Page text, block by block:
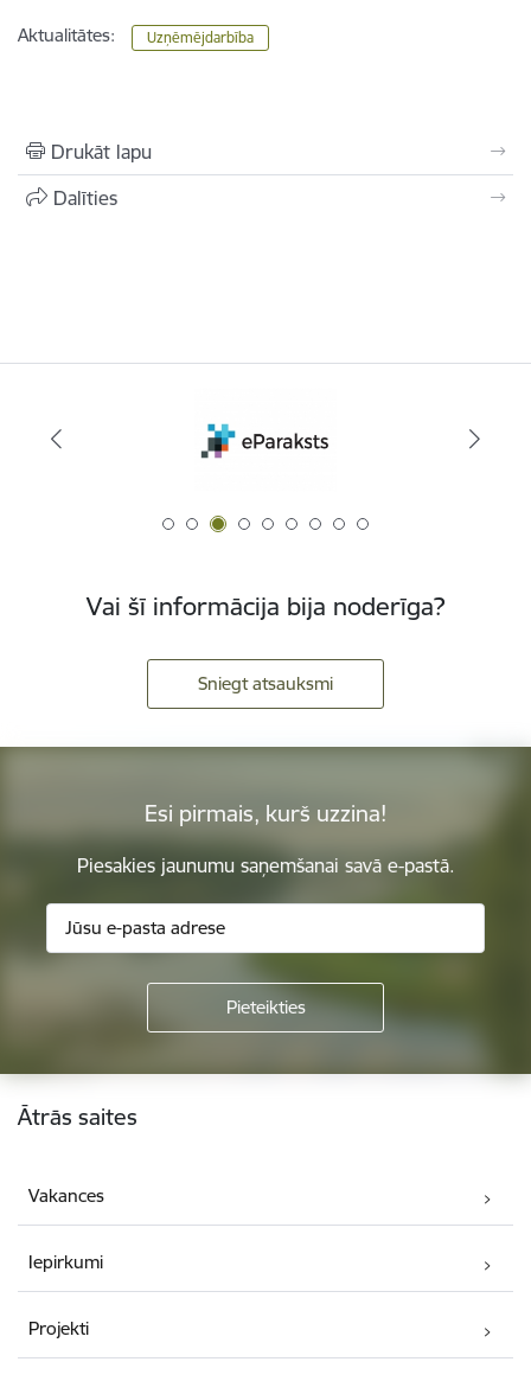
Aktualitātes: Uzņēmējdarbība
Drukāt lapu
Dalīties
Vai šī informācija bija noderīga?
Sniegt atsauksmi
Esi pirmais, kurš uzzina!
Piesakies jaunumu saņemšanai savā e-pastā.
Kājene
Ātrās saites
Vakances
Iepirkumi
Projekti